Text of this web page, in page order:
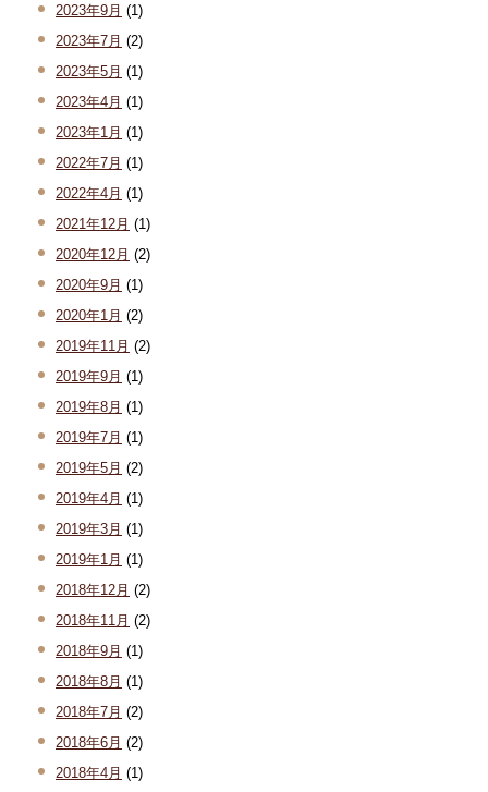
2023年9月 (1)
2023年7月 (2)
2023年5月 (1)
2023年4月 (1)
2023年1月 (1)
2022年7月 (1)
2022年4月 (1)
2021年12月 (1)
2020年12月 (2)
2020年9月 (1)
2020年1月 (2)
2019年11月 (2)
2019年9月 (1)
2019年8月 (1)
2019年7月 (1)
2019年5月 (2)
2019年4月 (1)
2019年3月 (1)
2019年1月 (1)
2018年12月 (2)
2018年11月 (2)
2018年9月 (1)
2018年8月 (1)
2018年7月 (2)
2018年6月 (2)
2018年4月 (1)